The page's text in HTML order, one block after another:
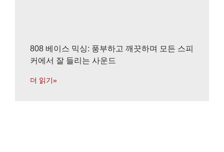
808 베이스 믹싱: 풍부하고 깨끗하며 모든 스피
커에서 잘 들리는 사운드
더 읽기»